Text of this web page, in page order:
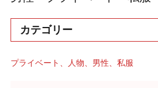
カテゴリー
プライベート 人物 男性 私服